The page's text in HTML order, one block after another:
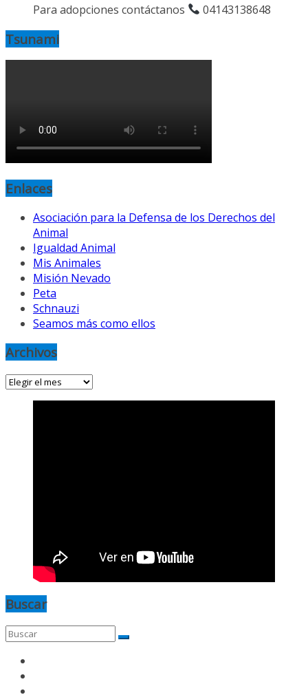
Para adopciones contáctanos 04143138648
Tsunami
Enlaces
Asociación para la Defensa de los Derechos del
Animal
Igualdad Animal
Mis Animales
Misión Nevado
Peta
Schnauzi
Seamos más como ellos
Archivos
Archivos
Buscar